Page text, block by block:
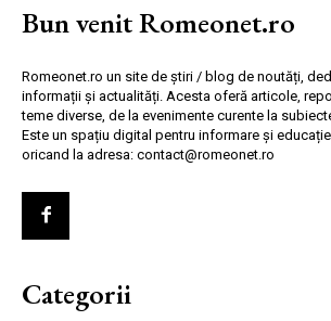
Bun venit Romeonet.ro
Romeonet.ro un site de știri / blog de noutăți,
informații și actualități. Acesta oferă articole,
teme diverse, de la evenimente curente la
Este un spațiu digital pentru informare și
oricand la adresa: contact@romeonet.ro
Categorii